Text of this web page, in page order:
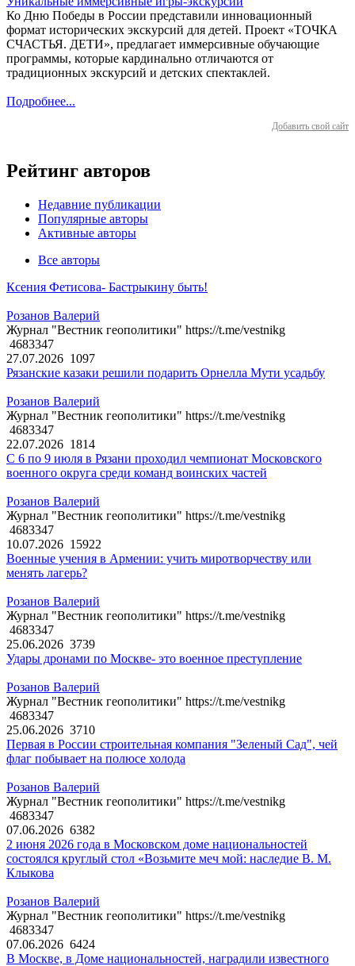
Ко Дню Победы в России представили инновационный
формат исторических экскурсий для детей. Проект «ТОЧКА
СЧАСТЬЯ. ДЕТИ», предлагает иммерсивные обучающие
программы, которые кардинально отличаются от
традиционных экскурсий и детских спектаклей.
Подробнее...
Добавить свой сайт
Рейтинг авторов
Недавние публикации
Популярные авторы
Активные авторы
Все авторы
Ксения Фетисова- Бастрыкину быть!
Розанов Валерий
Журнал "Вестник геополитики" https://t.me/vestnikg
4683347
27.07.2026 1097
Рязанские казаки решили подарить Орнелла Мути усадьбу
Розанов Валерий
Журнал "Вестник геополитики" https://t.me/vestnikg
4683347
22.07.2026 1814
С 6 по 9 июля в Рязани проходил чемпионат Московского
военного округа среди команд воинских частей
Розанов Валерий
Журнал "Вестник геополитики" https://t.me/vestnikg
4683347
10.07.2026 15922
Военные учения в Армении: учить миротворчеству или
менять лагерь?
Розанов Валерий
Журнал "Вестник геополитики" https://t.me/vestnikg
4683347
25.06.2026 3739
Удары дронами по Москве- это военное преступление
Розанов Валерий
Журнал "Вестник геополитики" https://t.me/vestnikg
4683347
25.06.2026 3710
Первая в России строительная компания "Зеленый Сад", чей
флаг побывает на полюсе холода
Розанов Валерий
Журнал "Вестник геополитики" https://t.me/vestnikg
4683347
07.06.2026 6382
2 июня 2026 года в Московском доме национальностей
состоялся круглый стол «Возьмите меч мой: наследие В. М.
Клыкова
Розанов Валерий
Журнал "Вестник геополитики" https://t.me/vestnikg
4683347
07.06.2026 6424
В Москве, в Доме национальностей, наградили известного